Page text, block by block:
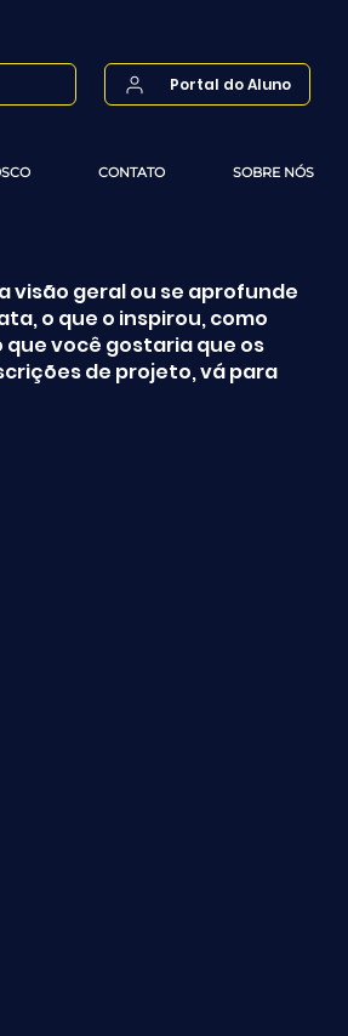
Portal do Aluno
CONTATO SOBRE NÓS
visão geral ou se aprofunde
o que o inspirou, como
você gostaria que os
de projeto, vá para